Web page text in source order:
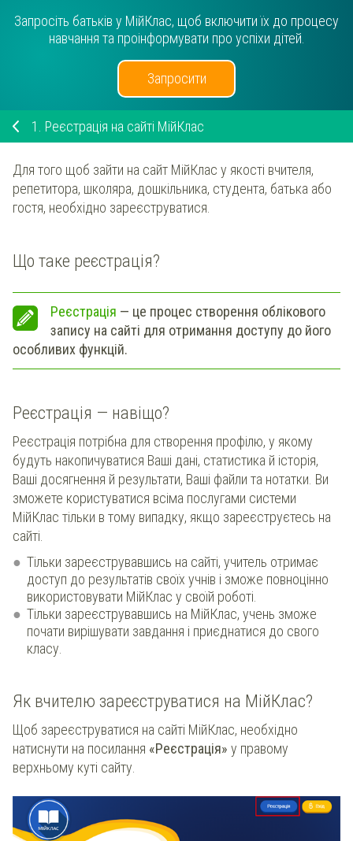
Запросіть батьків у МійКлас, щоб включити їх до процесу
навчання та проінформувати про успіхи дітей.
Запросити
1. Реєстрація на сайті МійКлас
Для того щоб зайти на сайт МійКлас у якості вчителя,
репетитора, школяра, дошкільника, студента, батька або
гостя, необхідно зареєструватися.
Що таке реєстрація?
Реєстрація — це процес створення облікового
запису на сайті для отримання доступу до його
особливих функцій.
Реєстрація — навіщо?
Реєстрація потрібна для створення профілю, у якому
будуть накопичуватися Ваші дані, статистика й історія,
Ваші досягнення й результати, Ваші файли та нотатки. Ви
зможете користуватися всіма послугами системи
МійКлас тільки в тому випадку, якщо зареєструєтесь на
сайті.
Тільки зареєструвавшись на сайті, учитель отримає
доступ до результатів своїх учнів і зможе повноцінно
використовувати МійКлас у своїй роботі.
Тільки зареєструвавшись на МійКлас, учень зможе
почати вирішувати завдання і приєднатися до свого
класу.
Як вчителю зареєструватися на МійКлас?
Щоб зареєструватися на сайті МійКлас, необхідно
натиснути на посилання «Реєстрація» у правому
верхньому куті сайту.